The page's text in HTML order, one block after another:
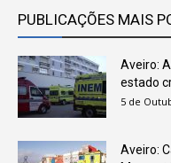
PUBLICAÇÕES MAIS
Aveiro:
estado
5 de
Aveiro: